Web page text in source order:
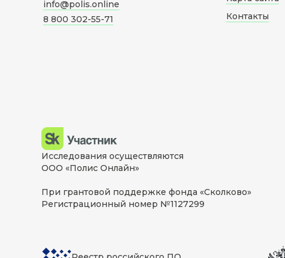
info@polis.online
8 800 302-55-71
Контакты
Исследования осуществляются
ООО «Полис Онлайн»
При грантовой поддержке фонда «Сколково»
Регистрационный номер №1127299